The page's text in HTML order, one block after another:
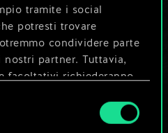
tramite i social
potresti trovare
condividere parte
partner. Tuttavia,
facoltativi richiederanno
utilizziamo i cookie e su
mazzo